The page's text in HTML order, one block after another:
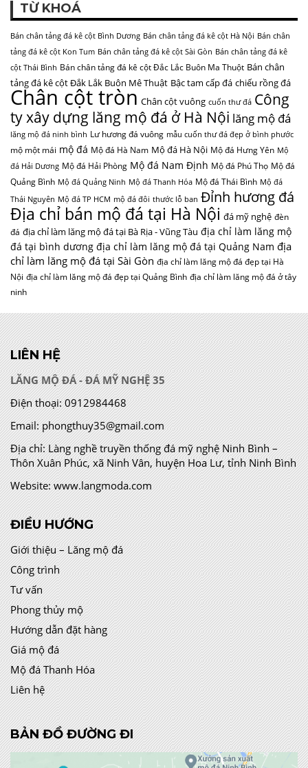
TỪ KHOÁ
Bán chân tảng đá kê cột Bình Dương Bán chân tảng đá kê cột Hà Nội Bán chân
tảng đá kê cột Kon Tum Bán chân tảng đá kê cột Sài Gòn Bán chân tảng đá kê
cột Thái Bình Bán chân tảng đá kê cột Đắc Lắc Buôn Ma Thuột Bán chân
tảng đá kê cột Đắk Lắk Buôn Mê Thuật Bậc tam cấp đá chiếu rồng đá
Chân cột tròn Chân cột vuông cuốn thư đá Công
ty xây dựng lăng mộ đá ở Hà Nội lăng mộ đá
lăng mộ đá ninh bình Lư hương đá vuông mẫu cuốn thư đá đẹp ở bình phước
mộ một mái mộ đá Mộ đá Hà Nam Mộ đá Hà Nội Mộ đá Hưng Yên Mộ
đá Hải Dương Mộ đá Hải Phòng Mộ đá Nam Định Mộ đá Phú Thọ Mộ đá
Quảng Bình Mộ đá Quảng Ninh Mộ đá Thanh Hóa Mộ đá Thái Bình Mộ đá
Thái Nguyên Mộ đá TP HCM mộ đá đôi thước lỗ ban Đỉnh hương đá
Địa chỉ bán mộ đá tại Hà Nội đá mỹ nghệ đèn
đá địa chỉ làm lăng mộ đá tại Bà Rịa - Vũng Tàu địa chỉ làm lăng mộ
đá tại bình dương địa chỉ làm lăng mộ đá tại Quảng Nam địa
chỉ làm lăng mộ đá tại Sài Gòn địa chỉ làm lăng mộ đá đẹp tại Hà
Nội địa chỉ làm lăng mộ đá đẹp tại Quảng Bình địa chỉ làm lăng mộ đá ở tây
ninh
LIÊN HỆ
LĂNG MỘ ĐÁ - ĐÁ MỸ NGHỆ 35
Điện thoại: 0912984468
Email: phongthuy35@gmail.com
Địa chỉ:Làng nghề truyền thống đá mỹ nghệ Ninh Bình –
Thôn Xuân Phúc, xã Ninh Vân, huyện Hoa Lư, tỉnh Ninh Bình
Website: www.langmoda.com
ĐIỀU HƯỚNG
Giới thiệu – Lăng mộ đá
Công trình
Tư vấn
Phong thủy mộ
Hướng dẫn đặt hàng
Giá mộ đá
Mộ đá Thanh Hóa
Liên hệ
BẢN ĐỒ ĐƯỜNG ĐI